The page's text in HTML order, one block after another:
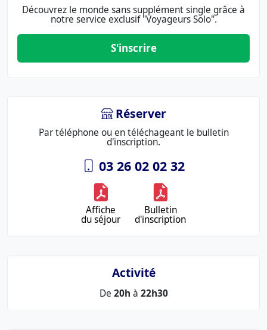
Découvrez le monde sans supplément single grâce à
notre service exclusif "Voyageurs Solo".
S'inscrire
Réserver
Par téléphone ou en téléchageant le bulletin
d'inscription.
03 26 02 02 32
Affiche
du séjour
Bulletin
d'inscription
Activité
De 20h à 22h30